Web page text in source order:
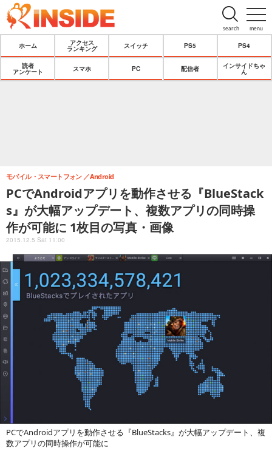
menu
search
ホーム
アクセス
ランキング
スイッチ PS5 PS4
読者
アンケート
スマホ PC 配信者
インサイドちゃ
ん
PCでAndroidアプリを動作させる『BlueStack
s』が大幅アップデート、複数アプリの同時操
作が可能に 1枚目の写真・画像
モバイル・スマートフォン Android
2015.12.5 Sat 11:00
PCでAndroidアプリを動作させる『BlueStacks』が大幅アップデート、複
数アプリの同時操作が可能に